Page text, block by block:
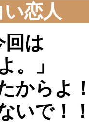
恋人
回は
。」
からよ
いで！